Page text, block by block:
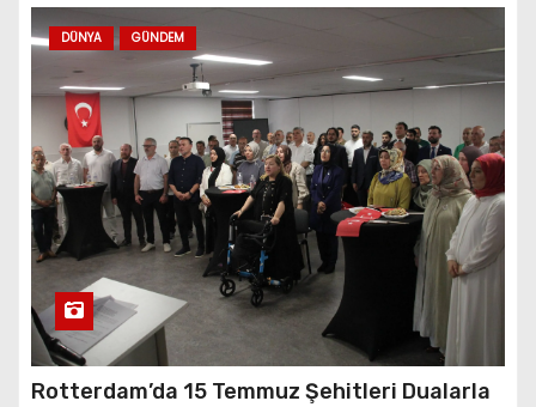
DÜNYA GÜNDEM
Rotterdam’da 15 Temmuz Şehitleri Dualarla